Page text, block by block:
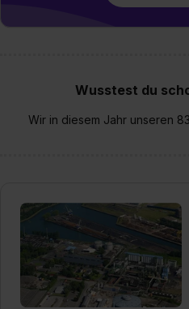
Wusstest du
Wir in diesem Jahr unseren